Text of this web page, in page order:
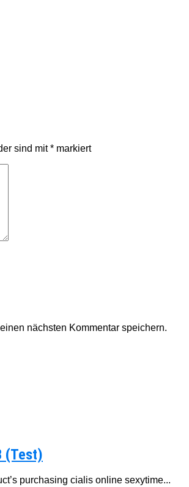
sind mit* markiert
nächsten Kommentar speichern.
(Test)
purchasing cialis online sexytime...